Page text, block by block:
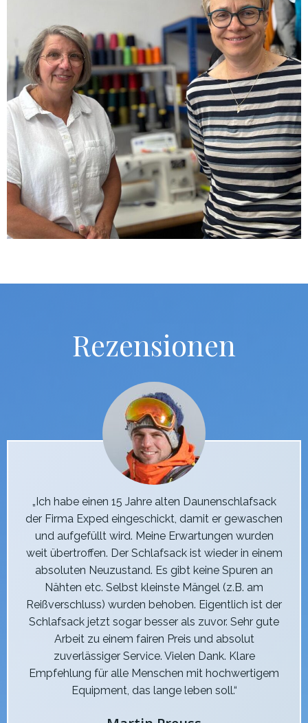
Rezensionen
„Ich habe einen 15 Jahre alten Daunenschlafsack
der Firma Exped eingeschickt, damit er gewaschen
und aufgefüllt wird. Meine Erwartungen wurden
weit übertroffen. Der Schlafsack ist wieder in einem
absoluten Neuzustand. Es gibt keine Spuren an
Nähten etc. Selbst kleinste Mängel (z.B. am
Reißverschluss) wurden behoben. Eigentlich ist der
Schlafsack jetzt sogar besser als zuvor. Sehr gute
Arbeit zu einem fairen Preis und absolut
zuverlässiger Service. Vielen Dank. Klare
Empfehlung für alle Menschen mit hochwertigem
Equipment, das lange leben soll.“